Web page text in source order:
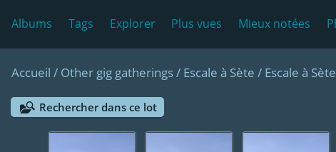
Albums Tags Explorer Plus vues Mieux notées
Accueil / Other gig gatherings/ Escale à Sète / Escale à
Rechercher dans ce lot